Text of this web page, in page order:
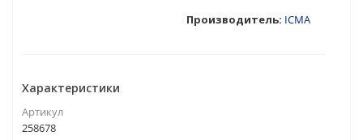
Производитель: ICMA
Характеристики
Артикул
258678